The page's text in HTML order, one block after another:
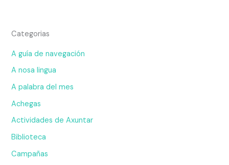
Categorias
A guía de navegación
A nosa lingua
A palabra del mes
Achegas
Actividades de Axuntar
Biblioteca
Campañas